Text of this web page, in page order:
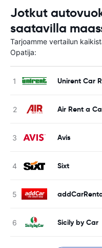
Jotkut
saatavilla
Tarjoamme vertailun
Opatija:
Unirent Car
Air Rent a
Avis
Sixt
Sicily by Car